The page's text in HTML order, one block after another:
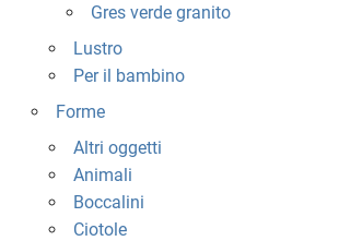
Gres verde granito
Lustro
Per il bambino
Forme
Altri oggetti
Animali
Boccalini
Ciotole